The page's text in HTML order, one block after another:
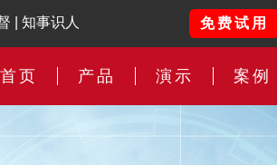
知事识人 免费试用
首页 产品 演示 案例